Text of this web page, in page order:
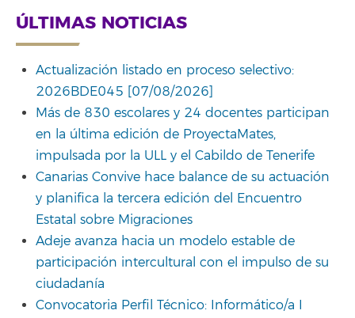
ÚLTIMAS NOTICIAS
Actualización listado en proceso selectivo:
2026BDE045 [07/08/2026]
Más de 830 escolares y 24 docentes participan
en la última edición de ProyectaMates,
impulsada por la ULL y el Cabildo de Tenerife
Canarias Convive hace balance de su actuación
y planifica la tercera edición del Encuentro
Estatal sobre Migraciones
Adeje avanza hacia un modelo estable de
participación intercultural con el impulso de su
ciudadanía
Convocatoria Perfil Técnico: Informático/a I